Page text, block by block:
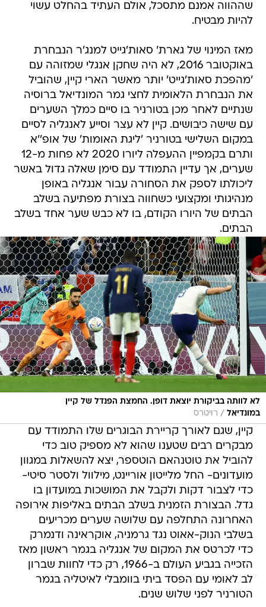
שההווה אמנם מתסכל, אולם העתיד בהחלט עשוי
להיות מבטיח.
מאז המינוי של גארת' סאות'גייט למנג'ר הנבחרת
באוקטובר 2016, לא היה שחקן אנגלי שמזוהה עם
'מהפכת סאות'גייט' יותר מאשר הארי קיין, שהוביל
את הנבחרת הלאומית לחצי גמר המונדיאל ברוסיה
שנתיים לאחר מכן בטורניר בו סיים כמלך השערים
עם שישה כיבושים. קיין לא עצר וסייע לאנגליה לסיים
במקום השלישי בטורניר 'ליגת האומות' של אופ''א
ותרם בקמפיין ההעפלה ליורו 2020 לא פחות מ-12
שערים, אך עדיין התמודד עם סימן שאלה גדול באשר
ליכולתו לספק את הסחורה עבור אנגליה באופן
מנהיגותי ומקצועי כשחווה בצורת מפתיעה בשלב
הבתים של היורו הקודם, בו לא כבש שער אחד בשלב
הבתים.
לא לוותה בביקורת יוצאת דופן. החמצת הפנדל של קיין
במונדיאל / רויטרס
קיין, שגם לאורך קריירת הבוגרים שלו התמודד עם
מבקרים רבים שטענו שהוא לא מספיק טוב כדי
להוביל את טוטנהאם הוטספר, יצא להשאלות במגוון
מועדונים- החל מלייטון אוריינט, מילוול ולסטר סיטי-
כדי לצבור דקות ולקבל את המושכות במועדון בו
גדל. הבצורת הזמנית בשלב הבתים באליפות אירופה
האחרונה התחלפה עם שלושה שערים מכריעים
בשלבי הנוק-אאוט נגד גרמניה, אוקראינה ודנמרק
כדי לכרטס את המקום של אנגליה בגמר ראשון מאז
הזכייה בגביע העולם ב-1966, רק כדי לחוות שברון
לב לאומי עם הפסד ביתי בוומבלי לאיטליה בגמר
הטורניר לפני שלוש שנים.